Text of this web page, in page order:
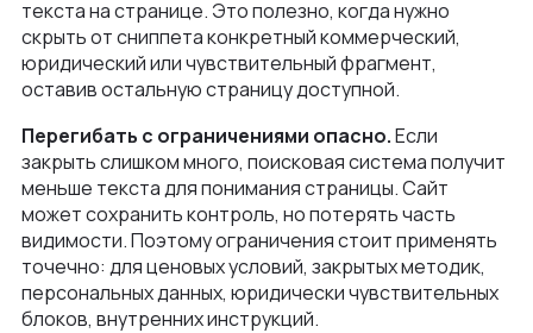
текста на странице. Это полезно, когда нужно
скрыть от сниппета конкретный коммерческий,
юридический или чувствительный фрагмент,
оставив остальную страницу доступной.
Перегибать с ограничениями опасно.Если
закрыть слишком много, поисковая система получит
меньше текста для понимания страницы. Сайт
может сохранить контроль, но потерять часть
видимости. Поэтому ограничения стоит применять
точечно: для ценовых условий, закрытых методик,
персональных данных, юридически чувствительных
блоков, внутренних инструкций.